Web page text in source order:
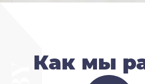
Как мы